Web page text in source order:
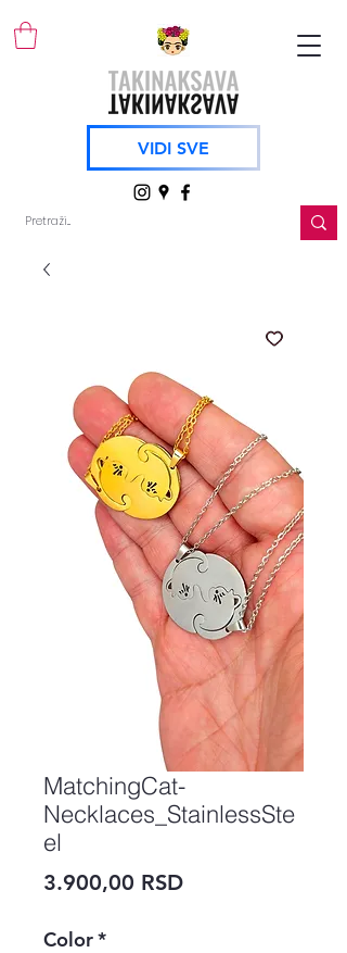
VIDI SVE
MatchingCat-
Necklaces_StainlessSte
el
3.900,00 RSDPrice
Color*